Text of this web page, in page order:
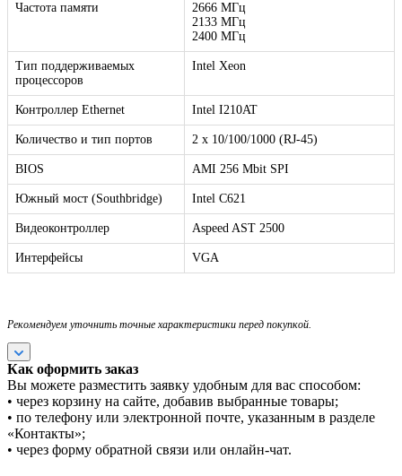
Частота памяти
2666 МГц
2133 МГц
2400 МГц
Тип поддерживаемых
процессоров
Intel Xeon
Контроллер Ethernet Intel I210AT
Количество и тип портов 2 х 10/100/1000 (RJ-45)
BIOS AMI 256 Mbit SPI
Южный мост (Southbridge) Intel C621
Видеоконтроллер Aspeed AST 2500
Интерфейсы VGA
Рекомендуем уточнить точные характеристики перед покупкой.
Как оформить заказ
Вы можете разместить заявку удобным для вас способом:
• через корзину на сайте, добавив выбранные товары;
• по телефону или электронной почте, указанным в разделе
«Контакты»;
• через форму обратной связи или онлайн-чат.